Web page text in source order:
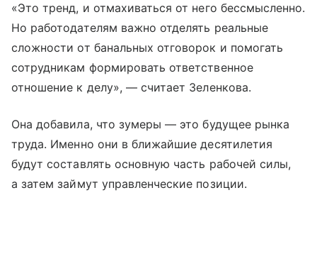
«Это тренд, и отмахиваться от него бессмысленно.
Но работодателям важно отделять реальные
сложности от банальных отговорок и помогать
сотрудникам формировать ответственное
отношение к делу», — считает Зеленкова.
Она добавила, что зумеры — это будущее рынка
труда. Именно они в ближайшие десятилетия
будут составлять основную часть рабочей силы,
а затем займут управленческие позиции.